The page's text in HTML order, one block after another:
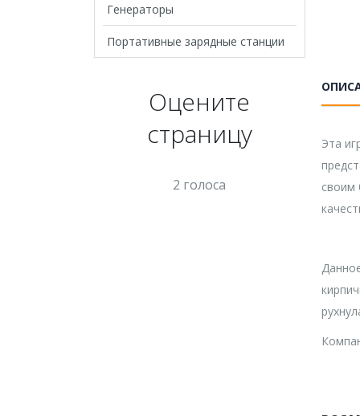
Эта
своим
Генераторы
Портативные зарядные станции
Оцените
страницу
2 голоса